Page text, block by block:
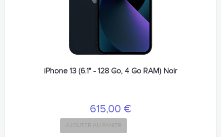
iPhone 13 (6.1" - 128 Go, 4 Go RAM) Noir
615,00 €
AJOUTER AU PANIER